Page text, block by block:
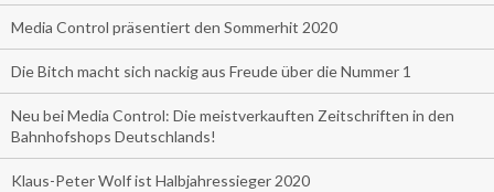
Media Control präsentiert den Sommerhit 2020
Die Bitch macht sich nackig aus Freude über die Nummer 1
Neu bei Media Control: Die meistverkauften Zeitschriften in den
Bahnhofshops Deutschlands!
Klaus-Peter Wolf ist Halbjahressieger 2020